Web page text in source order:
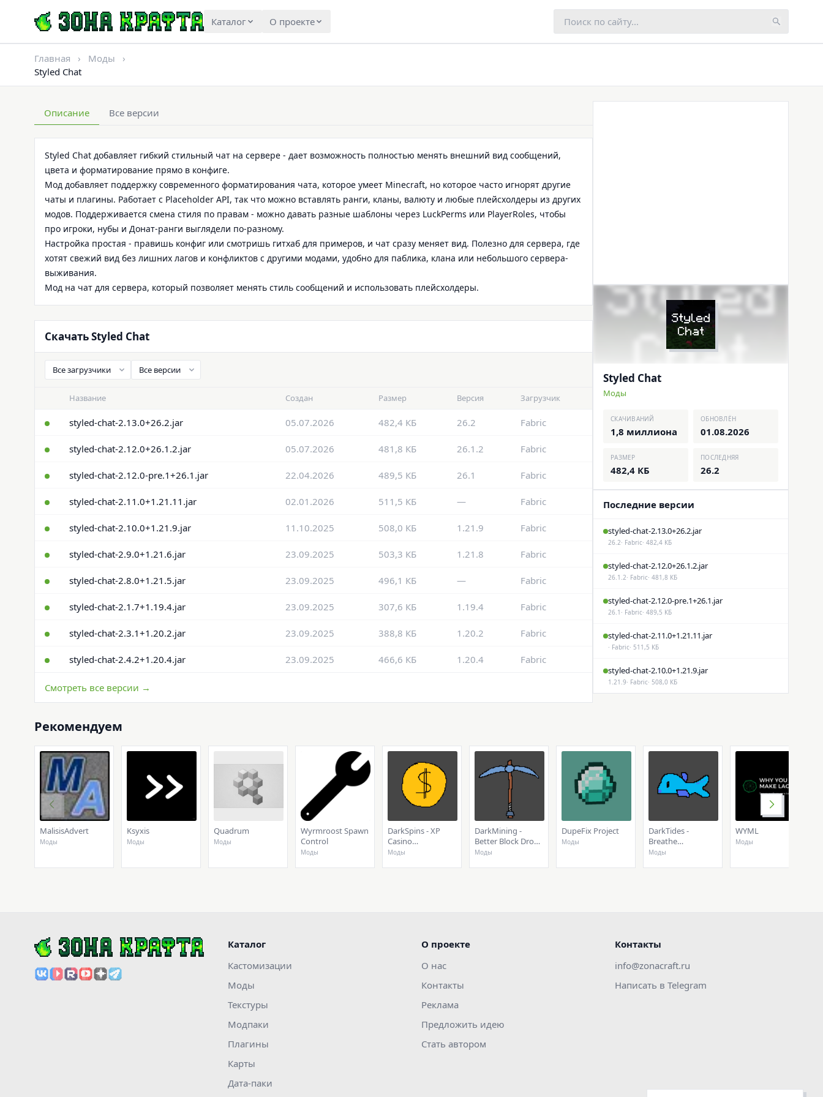
Каталог О проекте
Главная › Моды
›
Styled Chat
Описание Все версии
Styled Chat добавляет гибкий стильный чат на сервере - дает возможность полностью менять внешний вид сообщений,
цвета и форматирование прямо в конфиге.
Мод добавляет поддержку современного форматирования чата, которое умеет Minecraft, но которое часто игнорят другие
чаты и плагины. Работает с Placeholder API, так что можно вставлять ранги, кланы, валюту и любые плейсхолдеры из других
модов. Поддерживается смена стиля по правам - можно давать разные шаблоны через LuckPerms или PlayerRoles, чтобы
про игроки, нубы и Донат-ранги выглядели по-разному.
Настройка простая - правишь конфиг или смотришь гитхаб для примеров, и чат сразу меняет вид. Полезно для сервера, где
хотят свежий вид без лишних лагов и конфликтов с другими модами, удобно для паблика, клана или небольшого сервера-
выживания.
Мод на чат для сервера, который позволяет менять стиль сообщений и использовать плейсхолдеры.
Скачать Styled Chat
Название Создан Размер Версия Загрузчик
styled-chat-2.13.0+26.2.jar 05.07.2026 482,4 КБ 26.2 Fabric
styled-chat-2.12.0+26.1.2.jar 05.07.2026 481,8 КБ 26.1.2 Fabric
styled-chat-2.12.0-pre.1+26.1.jar 22.04.2026 489,5 КБ 26.1 Fabric
styled-chat-2.11.0+1.21.11.jar 02.01.2026 511,5 КБ — Fabric
styled-chat-2.10.0+1.21.9.jar 11.10.2025 508,0 КБ 1.21.9 Fabric
styled-chat-2.9.0+1.21.6.jar 23.09.2025 503,3 КБ 1.21.8 Fabric
styled-chat-2.8.0+1.21.5.jar 23.09.2025 496,1 КБ — Fabric
styled-chat-2.1.7+1.19.4.jar 23.09.2025 307,6 КБ 1.19.4 Fabric
styled-chat-2.3.1+1.20.2.jar 23.09.2025 388,8 КБ 1.20.2 Fabric
styled-chat-2.4.2+1.20.4.jar 23.09.2025 466,6 КБ 1.20.4 Fabric
Смотреть все версии →
Styled Chat
Моды
СКАЧИВАНИЙ
1,8 миллиона
ОБНОВЛЁН
01.08.2026
РАЗМЕР
482,4 КБ
ПОСЛЕДНЯЯ
26.2
Последние версии
styled-chat-2.13.0+26.2.jar
26.2· Fabric· 482,4 КБ
styled-chat-2.12.0+26.1.2.jar
26.1.2· Fabric· 481,8 КБ
styled-chat-2.12.0-pre.1+26.1.jar
26.1 · Fabric· 489,5 КБ
styled-chat-2.11.0+1.21.11.jar
· Fabric· 511,5 КБ
styled-chat-2.10.0+1.21.9.jar
1.21.9· Fabric· 508,0 КБ
Рекомендуем
MalisisAdvert
Моды
Ksyxis
Моды
Quadrum
Моды
Wyrmroost Spawn
Control
Моды
DarkSpins - XP
Casino
(Fabric/Forge)
Моды
DarkMining -
Better Block Drops
(Fabric/Forge)
Моды
DupeFix Project
Моды
DarkTides -
Breathe
Underwater
Моды
WYML
Моды
Каталог
Кастомизации
Моды
Текстуры
Модпаки
Плагины
Карты
Дата-паки
О проекте
О нас
Контакты
Реклама
Предложить идею
Стать автором
Контакты
info@zonacraft.ru
Написать в Telegram